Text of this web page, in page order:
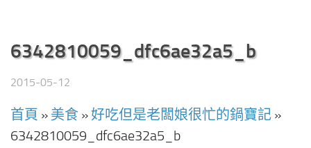
6342810059_dfc6ae32a5_b
2015-05-12
首頁 » 美食 »好吃但是老闆娘很忙的鍋寶記 »
6342810059_dfc6ae32a5_b